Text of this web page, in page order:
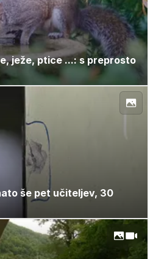
ježe, ptice ...: s preprosto
še pet učiteljev, 30